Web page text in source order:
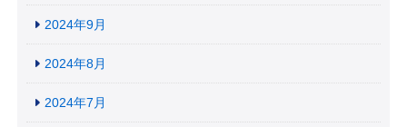
2024年9月
2024年8月
2024年7月